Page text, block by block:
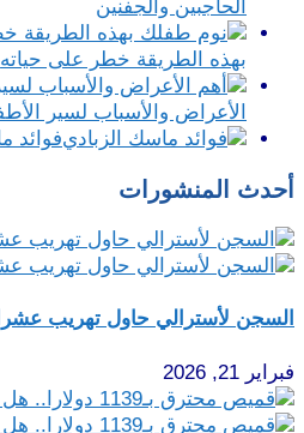
الحاجبين والجفنين
بهذه الطريقة خطر على حياته
الأعراض والأسباب لسير
فوائد
أحدث المنشورات
السجن لأسترالي حاول تهريب
فبراير 21, 2026